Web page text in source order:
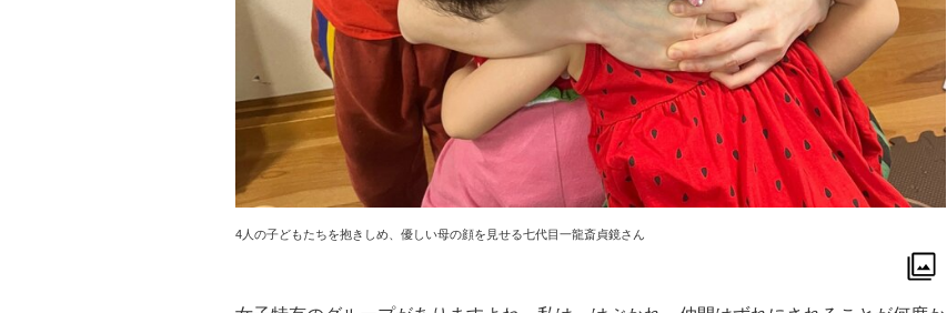
4人の子どもたちを抱きしめ、優しい母の顔を見せる七代目一龍斎貞鏡さん